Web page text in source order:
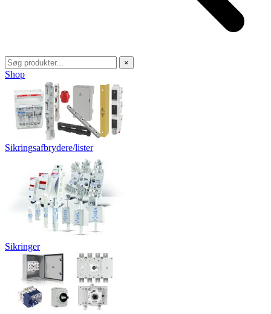
×
Shop
Sikringsafbrydere/lister
Sikringer